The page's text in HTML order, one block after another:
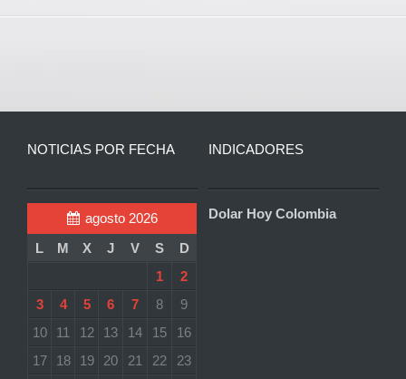
NOTICIAS POR FECHA
agosto 2026
L
M X J V S
D
1
2
3
4 5 6 7 8
9
10
11 12 13 14 15
16
17
18 19 20 21 22
23
INDICADORES
Dolar Hoy Colombia